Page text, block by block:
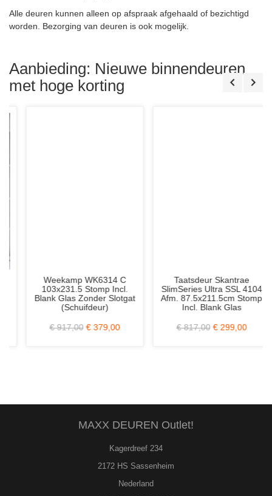
Alle deuren kunnen alleen op afspraak afgehaald of bezichtigd
worden. Bezorging van deuren is ook mogelijk.
Aanbieding: Nieuwe binnendeuren
met hoge korting
Weekamp WK6314 C
103x231.5 Stomp Incl.
Blank Glas Zonder Slotgat
(Schuifdeur)
€ 917,00 € 379,00
Taatsdeur Skantrae
SlimSeries Ultra SSL 4104
Afm. 87.5x211.5cm Stomp
Incl. Blank Glas
€ 817,00 € 299,00
MAXX DEUREN Outlet!
Kagerdreef 234
2172 HS Sassenheim
Nederland